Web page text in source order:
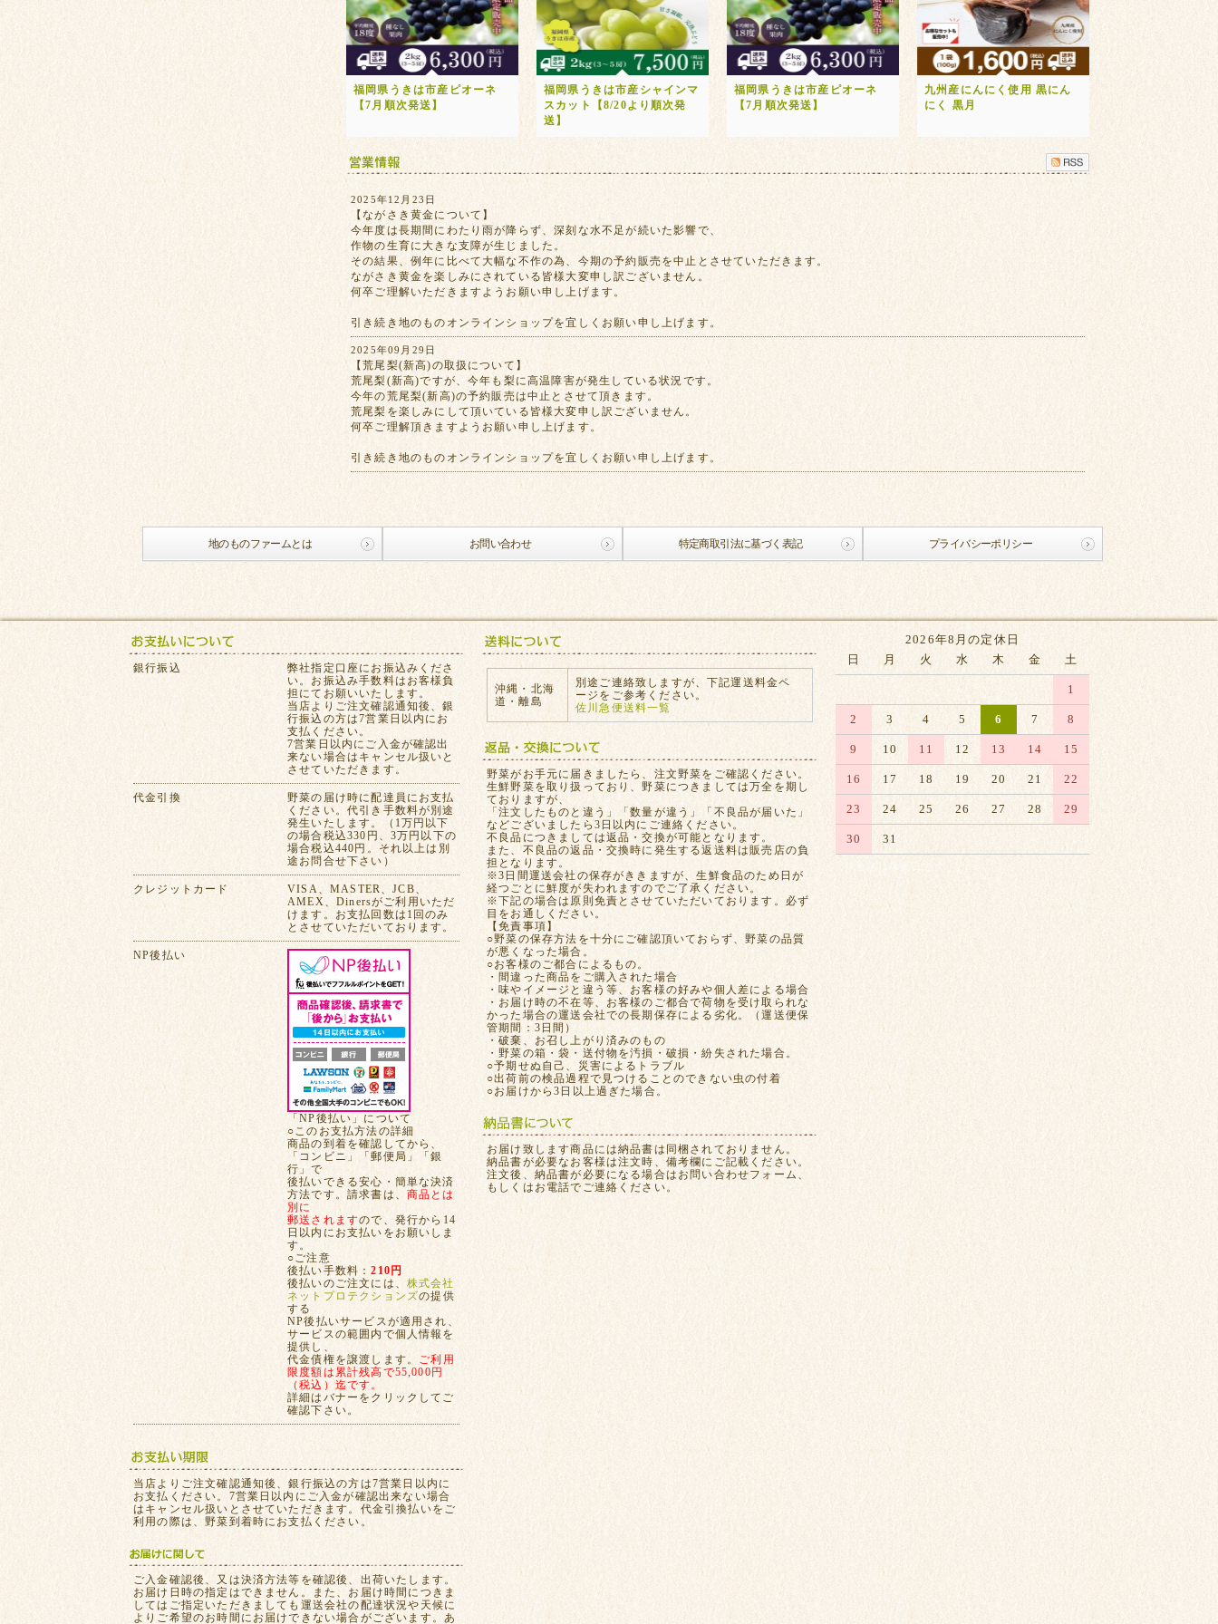
福岡県うきは市産ピオーネ
【7月順次発送】
福岡県うきは市産シャインマ
スカット【8/20より順次発
送】
福岡県うきは市産ピオーネ
【7月順次発送】
九州産にんにく使用 黒にん
にく 黒月
2025年12月23日
【ながさき黄金について】
今年度は長期間にわたり雨が降らず、深刻な水不足が続いた影響で、
作物の生育に大きな支障が生じました。
その結果、例年に比べて大幅な不作の為、今期の予約販売を中止とさせていただきます。
ながさき黄金を楽しみにされている皆様大変申し訳ございません。
何卒ご理解いただきますようお願い申し上げます。
引き続き地のものオンラインショップを宜しくお願い申し上げます。
2025年09月29日
【荒尾梨(新高)の取扱について】
荒尾梨(新高)ですが、今年も梨に高温障害が発生している状況です。
今年の荒尾梨(新高)の予約販売は中止とさせて頂きます。
荒尾梨を楽しみにして頂いている皆様大変申し訳ございません。
何卒ご理解頂きますようお願い申し上げます。
引き続き地のものオンラインショップを宜しくお願い申し上げます。
地のものファームとは お問い合わせ 特定商取引法に基づく表記 プライバシーポリシー
2026年8月の定休日
日
月 火 水 木 金 土
1
2 3 4 5 6 7 8
9 10 11 12 13 14 15
16 17 18 19 20 21 22
23 24 25 26 27 28 29
30 31
銀行振込
弊社指定口座にお振込みくださ
い。お振込み手数料はお客様負
担にてお願いいたします。
当店よりご注文確認通知後、銀
行振込の方は7営業日以内にお
支払ください。
7営業日以内にご入金が確認出
来ない場合はキャンセル扱いと
させていただきます。
代金引換
野菜の届け時に配達員にお支払
ください。代引き手数料が別途
発生いたします。（1万円以下
の場合税込330円、3万円以下の
場合税込440円。それ以上は別
途お問合せ下さい）
クレジットカード
VISA、MASTER、JCB、
AMEX、Dinersがご利用いただ
けます。お支払回数は1回のみ
とさせていただいております。
NP後払い
「NP後払い」について
○このお支払方法の詳細
商品の到着を確認してから、
「コンビニ」「郵便局」「銀
行」で
後払いできる安心・簡単な決済
方法です。請求書は、 商品とは
別に
郵送されますので、発行から14
日以内にお支払いをお願いしま
す。
○ご注意
後払い手数料：210円
後払いのご注文には、 株式会社
ネットプロテクションズの提供
する
NP後払いサービスが適用され、
サービスの範囲内で個人情報を
提供し、
代金債権を譲渡します。 ご利用
限度額は累計残高で55,000円
（税込）迄です。
詳細はバナーをクリックしてご
確認下さい。
当店よりご注文確認通知後、銀行振込の方は7営業日以内に
お支払ください。7営業日以内にご入金が確認出来ない場合
はキャンセル扱いとさせていただきます。代金引換払いをご
利用の際は、野菜到着時にお支払ください。
ご入金確認後、又は決済方法等を確認後、出荷いたします。
お届け日時の指定はできません。また、お届け時間につきま
してはご指定いただきましても運送会社の配達状況や天候に
よりご希望のお時間にお届けできない場合がございます。あ
沖縄・北海
道・離島
別途ご連絡致しますが、下記運送料金ペ
ージをご参考ください。
佐川急便送料一覧
野菜がお手元に届きましたら、注文野菜をご確認ください。
生鮮野菜を取り扱っており、野菜につきましては万全を期し
ておりますが、
「注文したものと違う」「数量が違う」「不良品が届いた」
などございましたら3日以内にご連絡ください。
不良品につきましては返品・交換が可能となります。
また、不良品の返品・交換時に発生する返送料は販売店の負
担となります。
※3日間運送会社の保存がききますが、生鮮食品のため日が
経つごとに鮮度が失われますのでご了承ください。
※下記の場合は原則免責とさせていただいております。必ず
目をお通しください。
【免責事項】
○野菜の保存方法を十分にご確認頂いておらず、野菜の品質
が悪くなった場合。
○お客様のご都合によるもの。
・間違った商品をご購入された場合
・味やイメージと違う等、お客様の好みや個人差による場合
・お届け時の不在等、お客様のご都合で荷物を受け取られな
かった場合の運送会社での長期保存による劣化。（運送便保
管期間：3日間）
・破棄、お召し上がり済みのもの
・野菜の箱・袋・送付物を汚損・破損・紛失された場合。
○予期せぬ自己、災害によるトラブル
○出荷前の検品過程で見つけることのできない虫の付着
○お届けから3日以上過ぎた場合。
お届け致します商品には納品書は同梱されておりません。
納品書が必要なお客様は注文時、備考欄にご記載ください。
注文後、納品書が必要になる場合はお問い合わせフォーム、
もしくはお電話でご連絡ください。